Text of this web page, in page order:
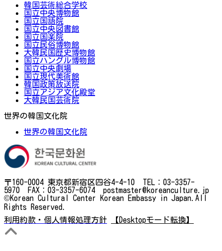
韓国芸術総合学校
国立中央博物館
国立国語院
国立中央図書館
国立国楽院
国立民俗博物館
大韓民国歴史博物館
国立ハングル博物館
国立中央劇場
国立現代美術館
韓国政策放送院
国立アジア文化殿堂
大韓民国芸術院
世界の韓国文化院
世界の韓国文化院
〒160-0004 東京都新宿区四谷4-4-10 TEL：03-3357-
5970 FAX：03-3357-6074 postmaster@koreanculture.jp
©Korean Cultural Center Korean Embassy in Japan.All
Rights Reserved.
利用約款・個人情報処理方針
【Desktopモード転換】